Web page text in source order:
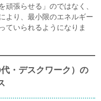
頑張らせる」のではなく、
より、最小限のエネルギー
ていられるようになりま
・デスクワーク）の